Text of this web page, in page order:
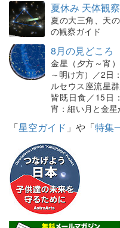
夏休み 天体観
夏の大三角、天
の観察ガイド
8月の見どころ
金星（夕方～宵
～明け方）／2日
ルセウス座流星
皆既日食／15日
宵：細い月と金
「星空ガイド 」や「特集